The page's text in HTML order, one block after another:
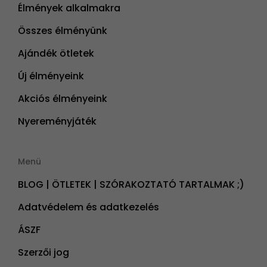
Élmények alkalmakra
Összes élményünk
Ajándék ötletek
Új élményeink
Akciós élményeink
Nyereményjáték
Menü
BLOG | ÖTLETEK | SZÓRAKOZTATÓ TARTALMAK ;)
Adatvédelem és adatkezelés
ÁSZF
Szerzői jog